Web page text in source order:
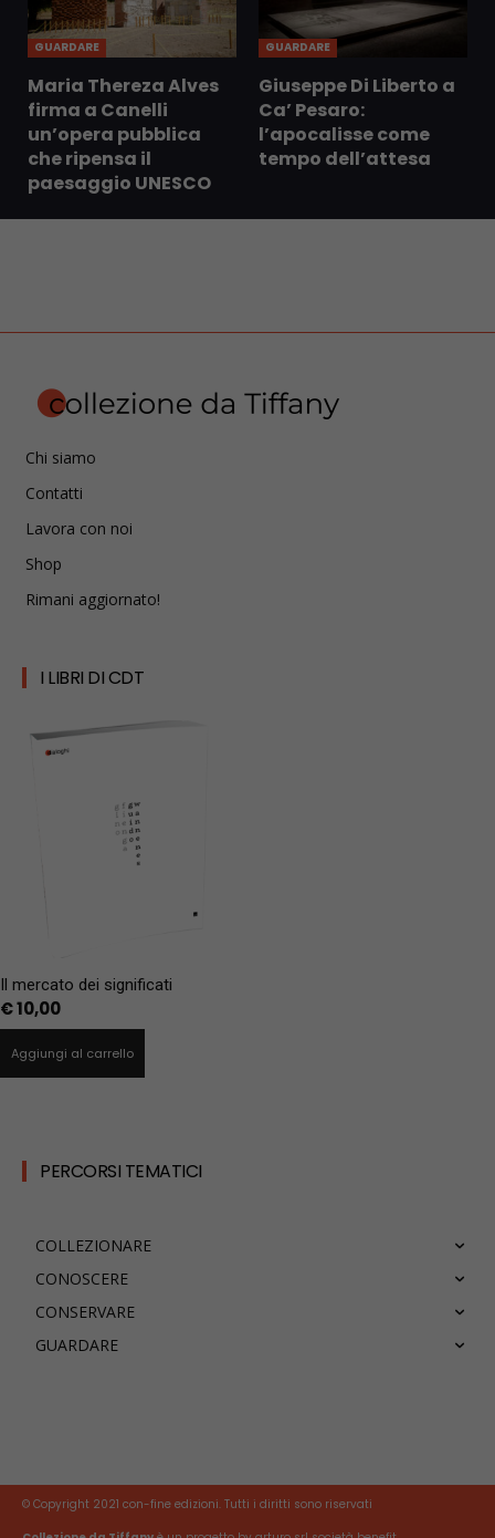
GUARDARE
Maria Thereza Alves
firma a Canelli
un’opera pubblica
che ripensa il
paesaggio UNESCO
GUARDARE
Giuseppe Di Liberto a
Ca’ Pesaro:
l’apocalisse come
tempo dell’attesa
Chi siamo
Contatti
Lavora con noi
Shop
Rimani aggiornato!
I LIBRI DI CDT
Il mercato dei significati
€10,00
Aggiungi al carrello
PERCORSI TEMATICI
COLLEZIONARE
CONOSCERE
CONSERVARE
GUARDARE
© Copyright 2021 con-fine edizioni. Tutti i diritti sono riservati